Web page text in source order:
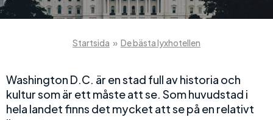
Startsida » De bästa lyxhotellen
Washington D.C. är en stad full av historia och
kultur som är ett måste att se. Som huvudstad i
hela landet finns det mycket att se på en relativt